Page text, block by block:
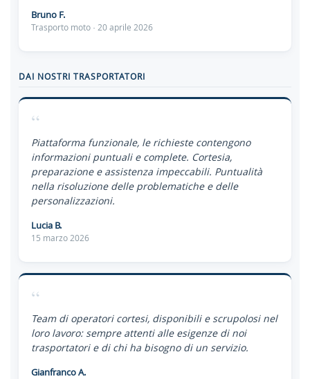
Bruno F.
Trasporto moto · 20 aprile 2026
DAI NOSTRI TRASPORTATORI
“
Piattaforma funzionale, le richieste contengono
informazioni puntuali e complete. Cortesia,
preparazione e assistenza impeccabili. Puntualità
nella risoluzione delle problematiche e delle
personalizzazioni.
Lucia B.
15 marzo 2026
“
Team di operatori cortesi, disponibili e scrupolosi nel
loro lavoro: sempre attenti alle esigenze di noi
trasportatori e di chi ha bisogno di un servizio.
Gianfranco A.